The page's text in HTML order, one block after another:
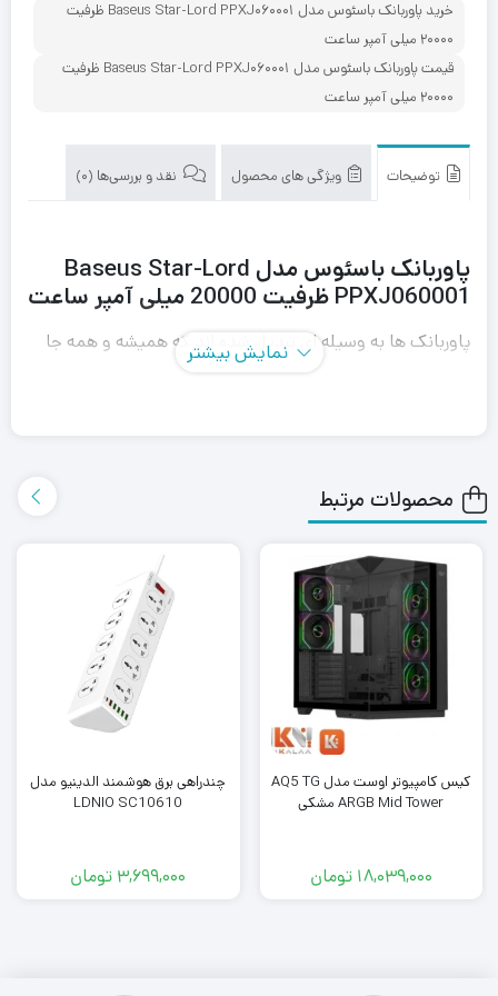
خرید پاوربانک باسئوس مدل Baseus Star-Lord PPXJ060001 ظرفیت
20000 میلی آمپر ساعت
قیمت پاوربانک باسئوس مدل Baseus Star-Lord PPXJ060001 ظرفیت
20000 میلی آمپر ساعت
توضیحات ویژگی های محصول نقد و بررسی‌ها (0)
پاوربانک باسئوس مدل Baseus Star-Lord
PPXJ060001 ظرفیت 20000 میلی آمپر ساعت
پاوربانک ها به وسیله ای تبدیل شده اند که همیشه و همه جا
پاوربانک‌های جدید شرکت بیسوس است. پاوربانک Baseus
PPXJ060001 از ABS و PC ساخته شده است و فرآیند آبکاری
تابشی باعث شده اثر انگشت را کمتر جذب می کند. نوع باتری آن
نیز لیتیوم پلیمری است. برای نمایش میزان شارژ باقی مانده
پاوربانک یک نمایشگر دیجیتال روی بدنه پاوربانک بیسوس
Star-Lord PPXJ060001 وجود دارد که باتری باقی مانده را به
نمایش بیشتر
محصولات مرتبط
کیس کامپیوتر اوست مدل AQ5 TG
ARGB Mid Tower مشکی
18,039,000 تومان
چندراهی برق هوشمند الدینیو مدل
LDNIO SC10610
3,699,000 تومان